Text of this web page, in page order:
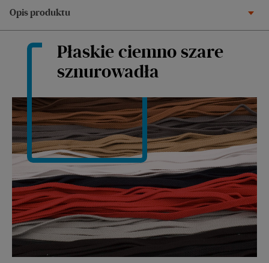
Opis produktu
Płaskie ciemno szare
sznurowadła